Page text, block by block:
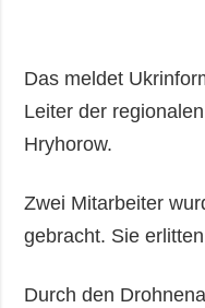
Das meldet
Leiter der
Hryhorow.
Zwei Mitarbeiter
gebracht. Sie
Durch den